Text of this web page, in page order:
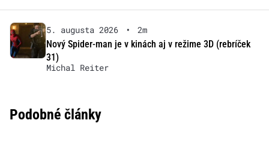
5. augusta 2026 •
2m
Nový Spider-man je v kinách aj v režime 3D (rebríček
31)
Michal Reiter
Podobné články